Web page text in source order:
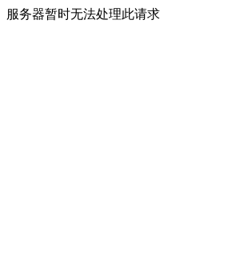
服务器暂时无法处理此请求